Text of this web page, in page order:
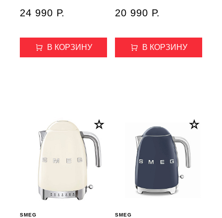
KLF04WHEU, 1,7л,
24 990 Р.
В КОРЗИНУ
20 990 Р.
В КОРЗИНУ
SMEG SMEG